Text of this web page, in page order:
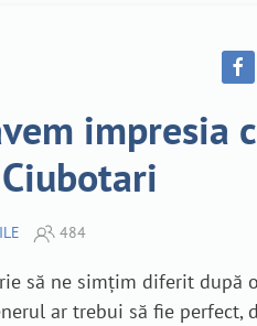
484
să ne simțim diferit după
ar trebui să fie